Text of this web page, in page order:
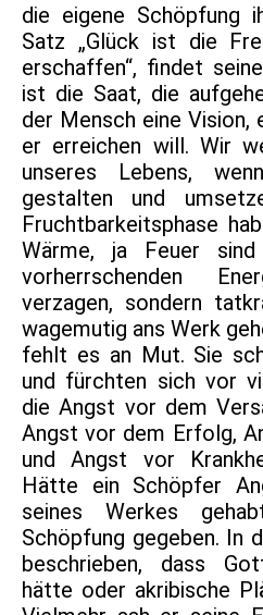
die eigene Schöpfung
Satz „Glück ist die
erschaffen“, findet
ist die Saat, die
der Mensch eine Vision,
er erreichen will. Wir
unseres Lebens,
gestalten und
Fruchtbarkeitsphase
Wärme, ja Feuer
vorherrschenden
verzagen, sondern
wagemutig ans Werk
fehlt es an Mut. Sie
und fürchten sich vor
die Angst vor dem
Angst vor dem Erfolg,
und Angst vor
Hätte ein Schöpfer
seines Werkes
Schöpfung gegeben. In
beschrieben, dass
hätte oder akribische